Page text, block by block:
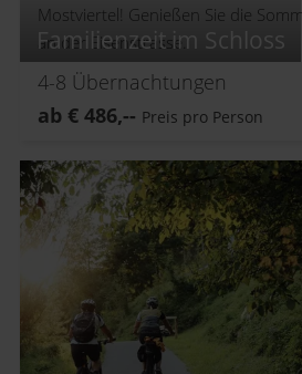
Familienzeit im Schloss
Mostviertel! Genießen Sie die
an der Eisenstrasse.
4-8 Übernachtungen
ab € 486,-- Preis pro Person